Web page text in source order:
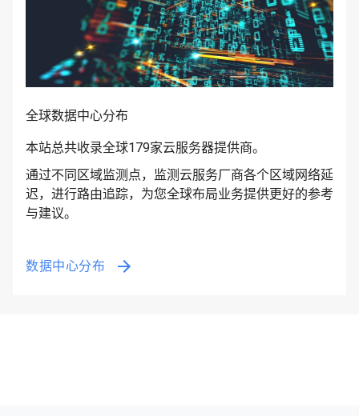
全球数据中心分布
本站总共收录全球179家云服务器提供商。
通过不同区域监测点，监测云服务厂商各个区域网络延
迟，进行路由追踪，为您全球布局业务提供更好的参考
与建议。
数据中心分布